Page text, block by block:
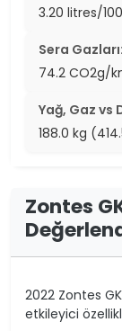
3.20 litres/
Sera Gazları:
74.2 CO2g/
Yağ, Gaz vs
188.0 kg
Zontes
2022 Zontes
etkileyici